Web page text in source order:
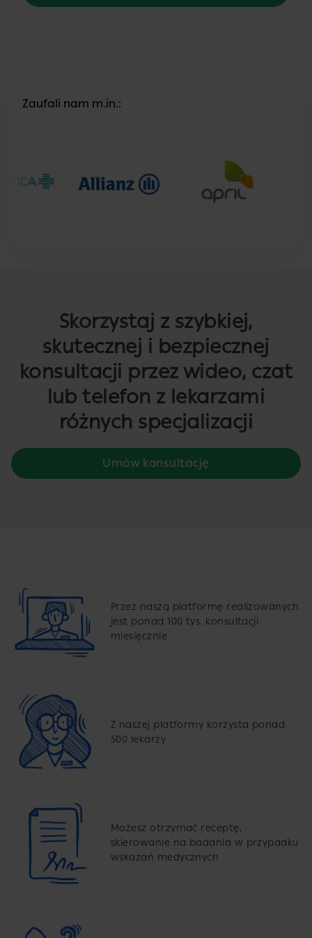
Zaufali nam m.in.:
Skorzystaj z szybkiej,
skutecznej i bezpiecznej
konsultacji przez wideo, czat
lub telefon z lekarzami
różnych specjalizacji
Umów konsultację
Przez naszą platformę realizowanych
jest ponad 100 tys. konsultacji
miesięcznie
Z naszej platformy korzysta ponad
500 lekarzy
Możesz otrzymać receptę,
skierowanie na badania w przypadku
wskazań medycznych